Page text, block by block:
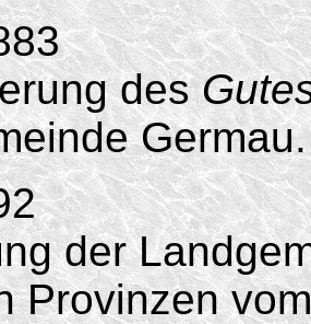
des
Germau.
der
Provinzen